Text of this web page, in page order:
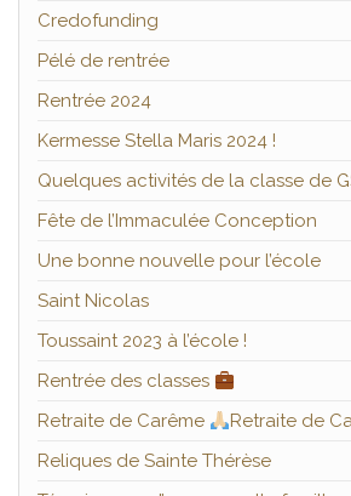
Credofunding
Pélé de rentrée
Rentrée 2024
Kermesse Stella Maris 2024 !
Quelques activités de la classe de
Fête de l’Immaculée Conception
Une bonne nouvelle pour l’école
Saint Nicolas
Toussaint 2023 à l’école !
Rentrée des classes
Retraite de Carême
Retraite de
Reliques de Sainte Thérèse